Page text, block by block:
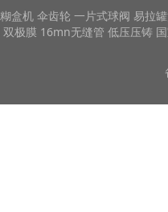
糊盒机 伞齿轮 一片式球阀 易拉
双极膜 16mn无缝管 低压压铸